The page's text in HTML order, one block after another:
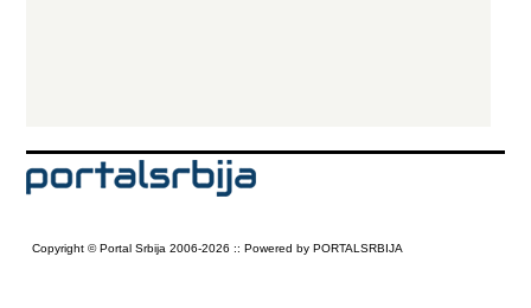
Copyright © Portal Srbija 2006-2026 :: Powered by PORTALSRBIJA